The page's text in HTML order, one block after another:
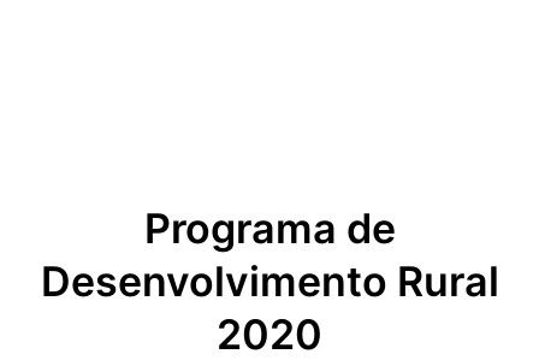
Programa de
Desenvolvimento Rural
2020